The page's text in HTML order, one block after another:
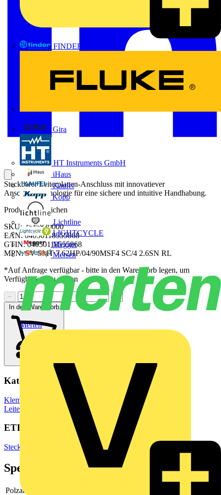
FINDER
Gira
HT Instruments GmbH
iHaus
Kaufel
Kopp
Lichtline
LIGHTCYCLE
Megger
Mersen
Merten
Steckbarer Leiterplatten-Anschluss mit innovatiever
Anschlusstechnologie für eine sichere und intuitive Handhabung.
Produktkennzeichen
SKU: 2545830000
EAN: 04050118555868
GTIN: 04050118555868
MPN: SV-SMT 7.62HP/04/90MSF4 SC/4 2.6SN RL
*Auf Anfrage verfügbar - bitte in den Warenkorb legen, um
Verfügbarkeit zu prüfen
−
In den Warenkorb
Kategorien
Klemmen, Steckverbinder & Verbindungselemente
Leiterplattensteckverbinder
ETIM Group
Steckverbinder
Spezifikationen
Polzahl